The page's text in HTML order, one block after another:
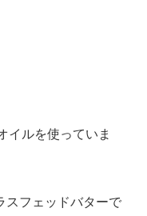
イルを使っていま
スフェッドバターで